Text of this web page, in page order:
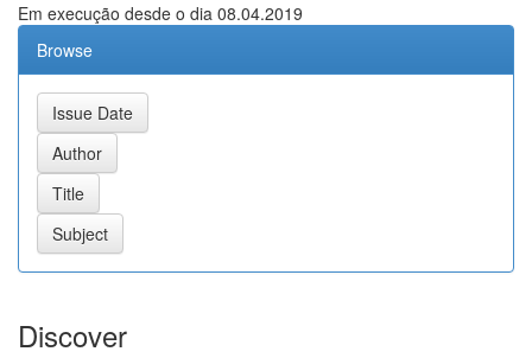
Em execução desde o dia 08.04.2019
Browse
Discover